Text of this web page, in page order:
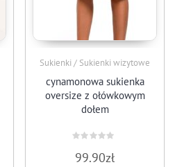
Sukienki / Sukienki wizytowe
cynamonowa sukienka
oversize z ołówkowym
dołem
099.90zł